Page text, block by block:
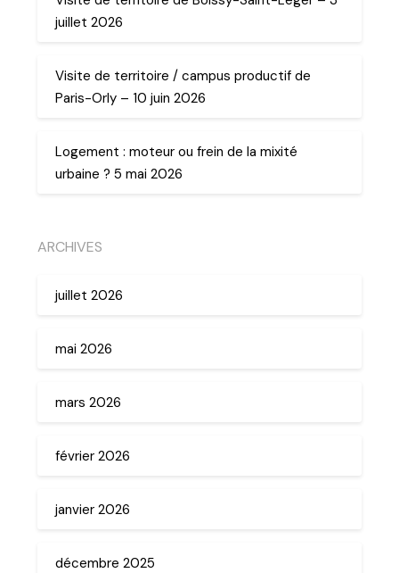
juillet 2026
Visite de territoire / campus productif de
Paris-Orly – 10 juin 2026
Logement : moteur ou frein de la mixité
urbaine ? 5 mai 2026
ARCHIVES
juillet 2026
mai 2026
mars 2026
février 2026
janvier 2026
décembre 2025